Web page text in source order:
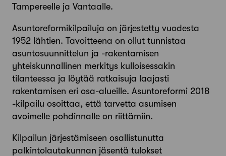
Tampereelle ja Vantaalle.
Asuntoreformikilpailuja on järjestetty vuodesta
1952 lähtien. Tavoitteena on ollut tunnistaa
asuntosuunnittelun ja -rakentamisen
yhteiskunnallinen merkitys kulloisessakin
tilanteessa ja löytää ratkaisuja laajasti
rakentamisen eri osa-alueille. Asuntoreformi 2018
-kilpailu osoittaa, että tarvetta asumisen
avoimelle pohdinnalle on riittämiin.
Kilpailun järjestämiseen osallistunutta
palkintolautakunnan jäsentä tulokset